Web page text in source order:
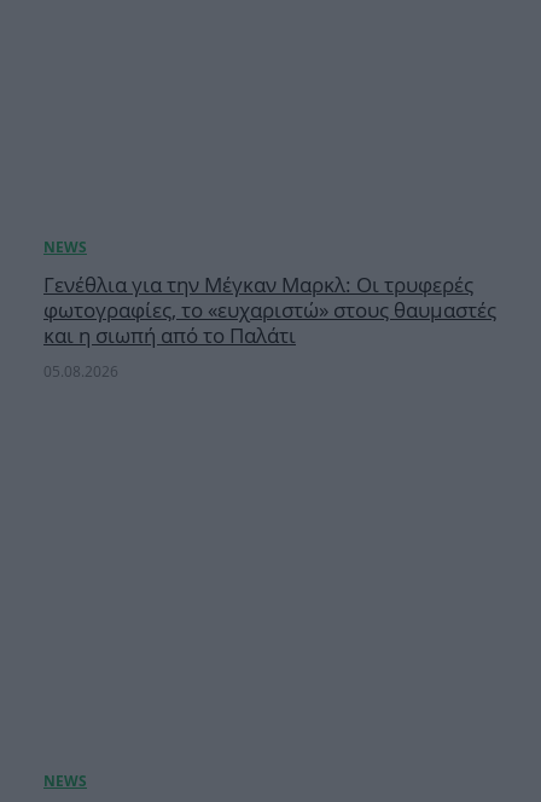
Γενέθλια για την Μέγκαν Μαρκλ: Οι τρυφερές
φωτογραφίες, το «ευχαριστώ» στους θαυμαστές
και η σιωπή από το Παλάτι
05.08.2026